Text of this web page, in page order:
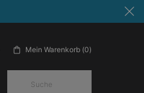
Mein Warenkorb 0
0 Produkt im Warenkorb
Suche